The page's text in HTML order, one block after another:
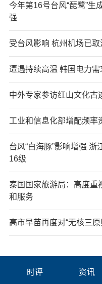
今年第16号台风“琵鹭”生
强
受台风影响 杭州机场已
遭遇持续高温 韩国电力
中外专家参访红山文化古
工业和信息化部增配频率
台风“白海豚”影响增强
16级
泰国国家旅游局：高度重
和服务
高市早苗再度对“无核三
时评 资讯